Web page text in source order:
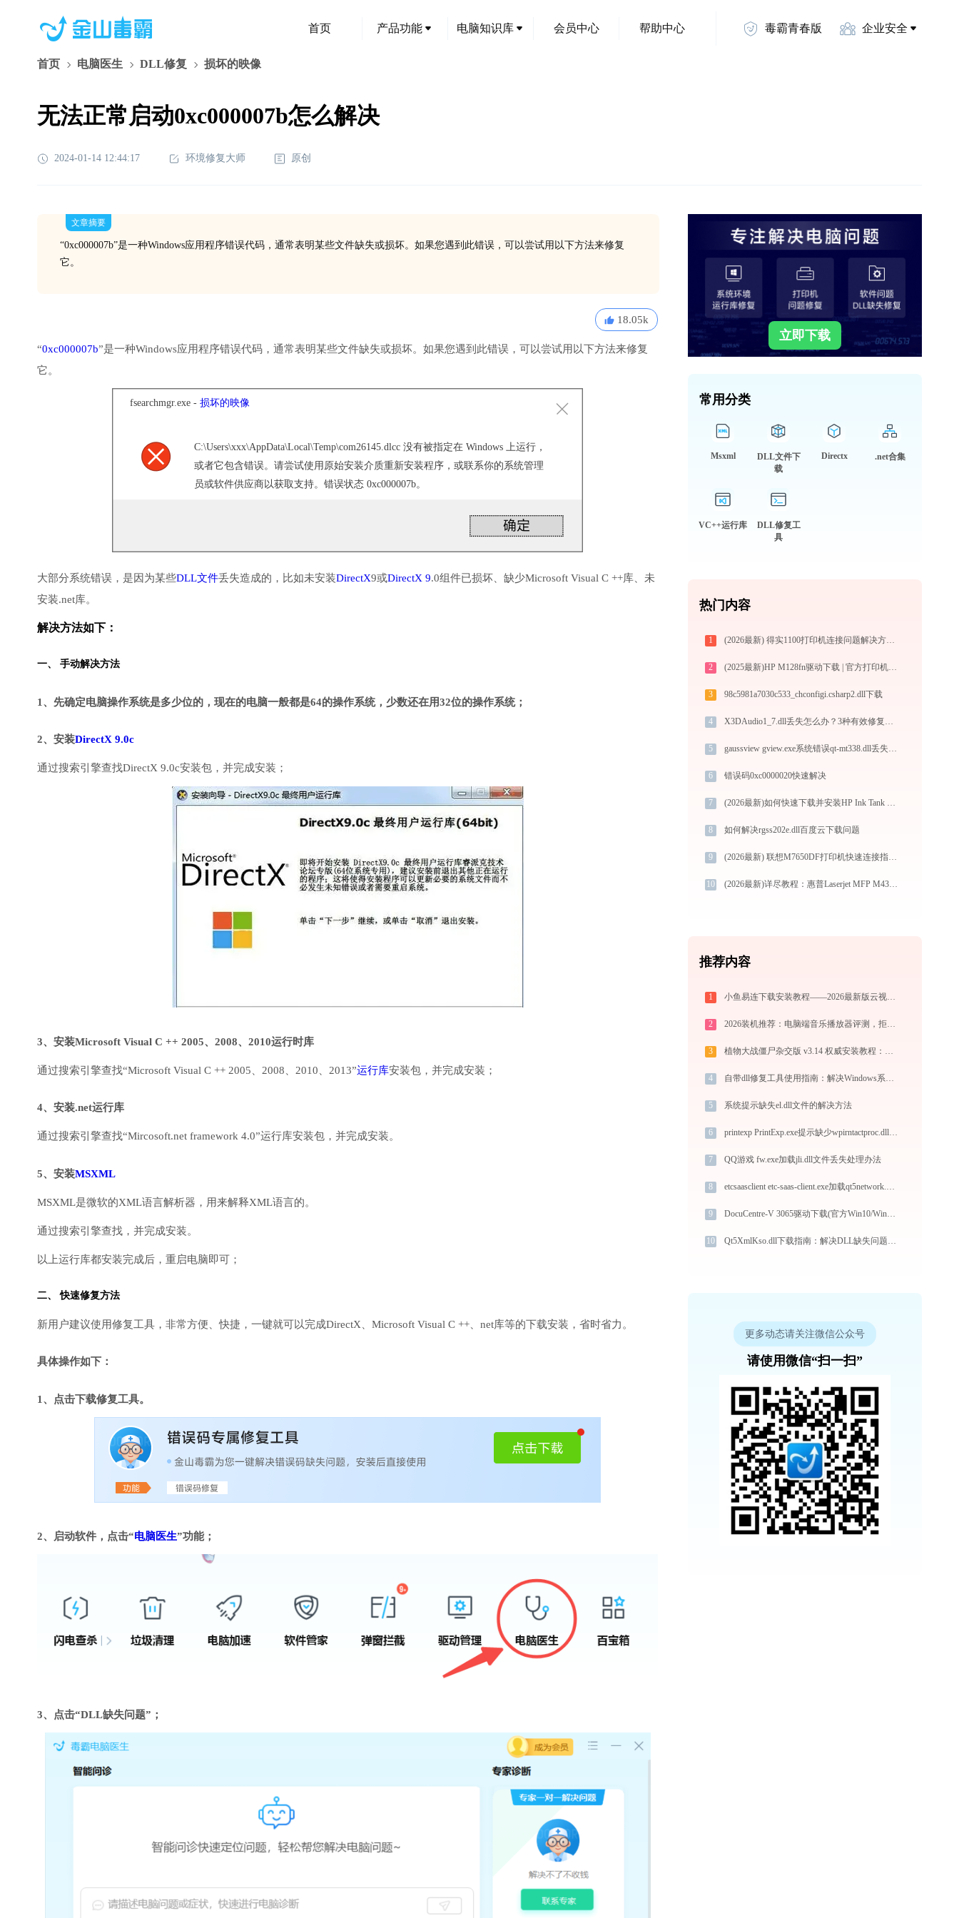
首页 产品功能 电脑知识库 会员中心 帮助中心 毒霸青春版 企业安全
首页 电脑医生 DLL修复 损坏的映像
无法正常启动0xc000007b怎么解决
2024-01-14 12:44:17 环境修复大师 原创
文章摘要
“0xc000007b”是一种Windows应用程序错误代码，通常表明某些文件缺失或损坏。如果您遇到此错误，可以尝试用以下方法来修复
它。
18.05k
“0xc000007b”是一种Windows应用程序错误代码，通常表明某些文件缺失或损坏。如果您遇到此错误，可以尝试用以下方法来修复
它。
fsearchmgr.exe - 损坏的映像
C:\Users\xxx\AppData\Local\Temp\com26145.dlcc 没有被指定在 Windows 上运行，
或者它包含错误。请尝试使用原始安装介质重新安装程序，或联系你的系统管理
员或软件供应商以获取支持。错误状态 0xc000007b。
大部分系统错误，是因为某些DLL文件丢失造成的，比如未安装DirectX9或DirectX 9.0组件已损坏、缺少Microsoft Visual C ++库、未
安装.net库。
解决方法如下：
一、 手动解决方法
1、先确定电脑操作系统是多少位的，现在的电脑一般都是64的操作系统，少数还在用32位的操作系统；
2、安装DirectX 9.0c
通过搜索引擎查找DirectX 9.0c安装包，并完成安装；
3、安装Microsoft Visual C ++ 2005、2008、2010运行时库
通过搜索引擎查找“Microsoft Visual C ++ 2005、2008、2010、2013”运行库安装包，并完成安装；
4、安装.net运行库
通过搜索引擎查找“Mircosoft.net framework 4.0”运行库安装包，并完成安装。
5、安装MSXML
MSXML是微软的XML语言解析器，用来解释XML语言的。
通过搜索引擎查找，并完成安装。
以上运行库都安装完成后，重启电脑即可；
二、 快速修复方法
新用户建议使用修复工具，非常方便、快捷，一键就可以完成DirectX、Microsoft Visual C ++、net库等的下载安装，省时省力。
具体操作如下：
1、点击下载修复工具。
2、启动软件，点击“电脑医生”功能；
3、点击“DLL缺失问题”；
立即下载
常用分类
Msxml
DLL文件下
载
Directx .net合集
VC++运行库
DLL修复工
具
热门内容
1 (2026最新) 得实1100打印机连接问题解决方法-金山毒霸
2 (2025最新)HP M128fn驱动下载 | 官方打印机驱动安装指南
3 98c5981a7030c533_chconfigi.csharp2.dll下载
4 X3DAudio1_7.dll丢失怎么办？3种有效修复方法详解
5 gaussview gview.exe系统错误qt-mt338.dll丢失如何解决
6 错误码0xc0000020快速解决
7 (2026最新)如何快速下载并安装HP Ink Tank 310 series打印机驱动：详细步骤解析
8 如何解决rgss202e.dll百度云下载问题
9 (2026最新) 联想M7650DF打印机快速连接指南-金山毒霸
10 (2026最新)详尽教程：惠普Laserjet MFP M433打印机驱动的正确下载与安装方式
推荐内容
1 小鱼易连下载安装教程——2026最新版云视频会议客户端使用指南
2 2026装机推荐：电脑端音乐播放器评测，拒绝流氓捆绑，还原极致无损心流音质
3 植物大战僵尸杂交版 v3.14 权威安装教程：PC端下载+白屏闪退完美解决
4 自带dll修复工具使用指南：解决Windows系统问题 - 金山毒霸
5 系统提示缺失el.dll文件的解决方法
6 printexp PrintExp.exe提示缺少wpirntactproc.dll文件的解决办法
7 QQ游戏 fw.exe加载jli.dll文件丢失处理办法
8 etcsaasclient etc-saas-client.exe加载qt5network.dll文件丢失处理办法
9 DocuCentre-V 3065驱动下载(官方Win10/Win11)
10 Qt5XmlKso.dll下载指南：解决DLL缺失问题的完整方案（Win10/Win11适用）
更多动态请关注微信公众号
请使用微信“扫一扫”